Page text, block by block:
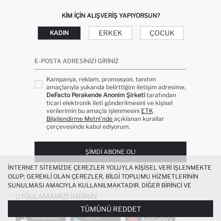
KIM IÇIN ALIŞVERIŞ YAPIYORSUN?
KADIN ERKEK ÇOCUK
E-POSTA ADRESINIZI GIRINIZ
Kampanya, reklam, promosyon, tanıtım
amaçlarıyla yukarıda belirttiğim iletişim adresime,
DeFacto Perakende Anonim Şirketi tarafından
ticari elektronik ileti gönderilmesini ve kişisel
verilerimin bu amaçla işlenmesini ETK
Bilgilendirme Metni’nde açıklanan kurallar
çerçevesinde kabul ediyorum.
ŞIMDI ABONE OL!
UYGULAMAMIZI İNDIRIN
İNTERNET SITEMIZDE ÇEREZLER YOLUYLA KIŞISEL VERI IŞLENMEKTE
OLUP; GEREKLI OLAN ÇEREZLER, BILGI TOPLUMU HIZMETLERININ
SUNULMASI AMACIYLA KULLANILMAKTADIR. DIĞER BIRINCI VE
ÜÇÜNCÜ TARAF ÇEREZLER ISE SIZE DAHA IYI BIR ALIŞVERIŞ
DENEYIMI SUNULABILMESI, SITEMIZIN DAHA IŞLEVSEL KILINMASI VE
KIŞISELLEŞTIRMESI VE AÇIK RIZA VERMENIZ HALINDE, SIZLERE
TÜMÜNÜ REDDET